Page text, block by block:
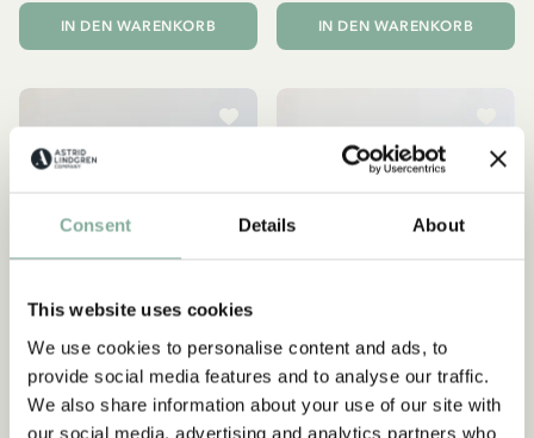
Consent Details About
This website uses cookies
We use cookies to personalise content and ads, to
provide social media features and to analyse our traffic.
We also share information about your use of our site with
our social media, advertising and analytics partners who
IN DEN WARENKORB IN DEN WARENKORB